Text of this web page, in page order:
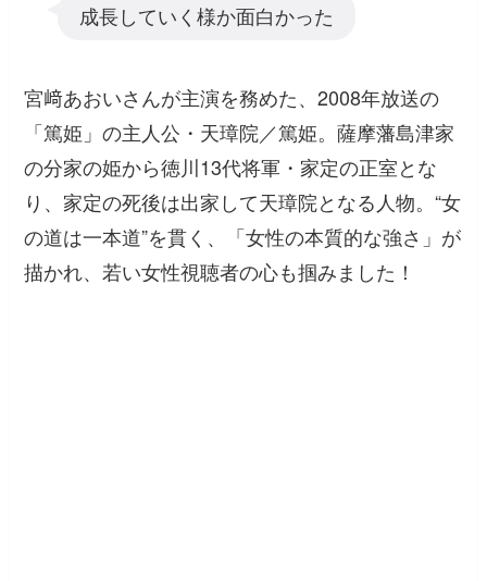
成長していく様か面白かった
宮﨑あおいさんが主演を務めた、2008年放送の
「篤姫」の主人公・天璋院／篤姫。薩摩藩島津家
の分家の姫から徳川13代将軍・家定の正室とな
り、家定の死後は出家して天璋院となる人物。“女
の道は一本道”を貫く、「女性の本質的な強さ」が
描かれ、若い女性視聴者の心も掴みました！